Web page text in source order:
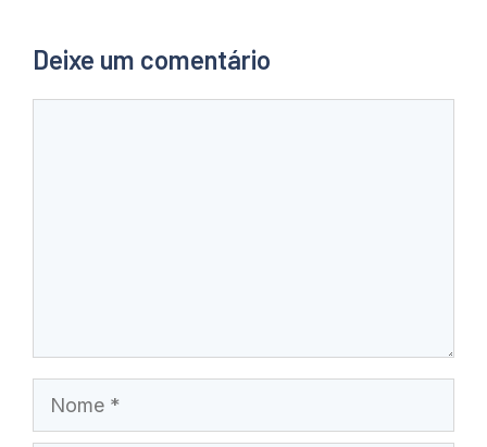
Deixe um comentário
Nome